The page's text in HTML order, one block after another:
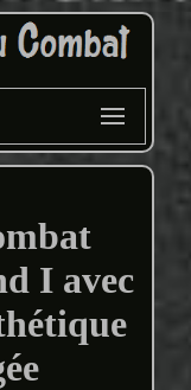
I avec